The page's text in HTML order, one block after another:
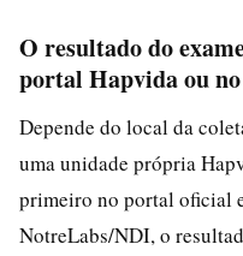
O resultado do
portal Hapvida ou
Depende do local da
uma unidade própria
primeiro no portal oficial
NotreLabs/NDI, o